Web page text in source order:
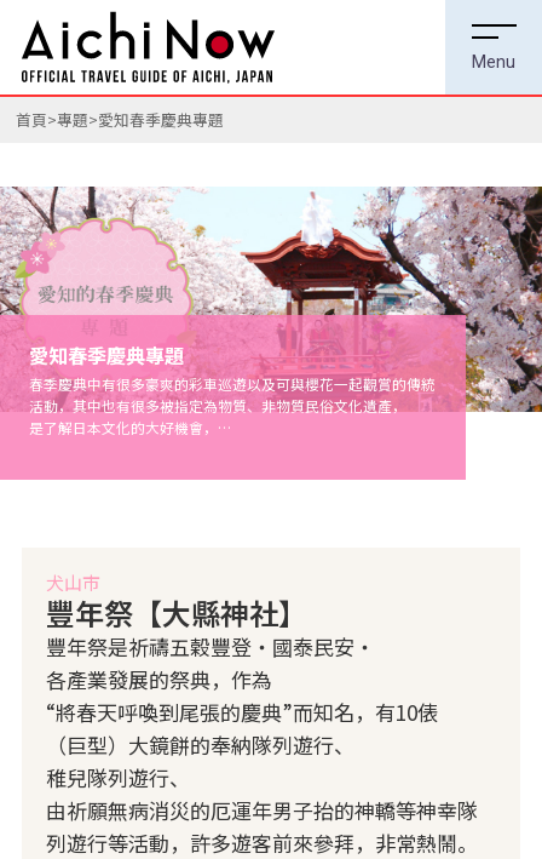
首頁 專題 愛知春季慶典專題
愛知春季慶典專題
春季慶典中有很多豪爽的彩車巡遊以及可與櫻花一起觀賞的傳統
活動，其中也有很多被指定為物質、非物質民俗文化遺產，
是了解日本文化的大好機會，
犬山市
豐年祭【大縣神社】
豐年祭是祈禱五穀豐登・國泰民安・
各產業發展的祭典，作為
“將春天呼喚到尾張的慶典”而知名，有10俵
（巨型）大鏡餅的奉納隊列遊行、
稚兒隊列遊行、
由祈願無病消災的厄運年男子抬的神轎等神幸隊
列遊行等活動，許多遊客前來參拜，非常熱鬧。